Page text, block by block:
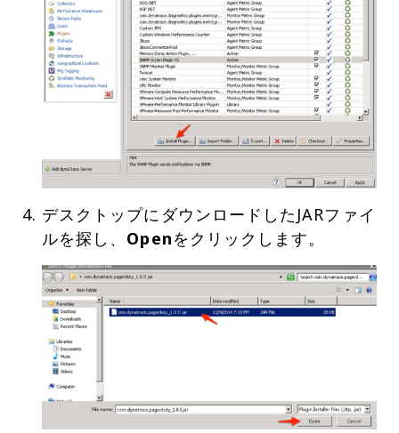
デスクトップにダウンロードしたJARファイ
ルを探し、 Open